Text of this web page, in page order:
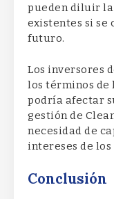
pueden diluir la
existentes si se
futuro.
Los inversores
los términos de
podría afectar
gestión de
necesidad de
intereses de
Conclusión